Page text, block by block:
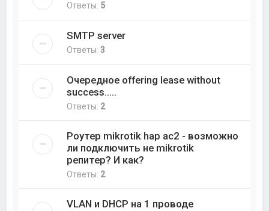
Ответы: 5
SMTP server
Ответы:3
Очередное offering lease without
success.....
Ответы: 2
Роутер mikrotik hap ac2 - возможно
ли подключить не mikrotik
репитер? И как?
Ответы: 2
VLAN и DHCP на 1 проводе